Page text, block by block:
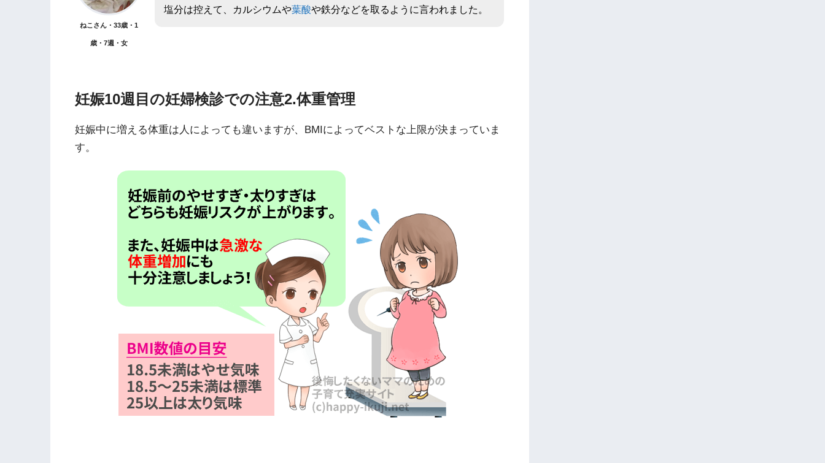
ねこさん・33歳・1
歳・7週・女
塩分は控えて、カルシウムや葉酸や鉄分などを取るように言われました。
妊娠10週目の妊婦検診での注意2.体重管理
妊娠中に増える体重は人によっても違いますが、BMIによってベストな上限が決まっていま
す。